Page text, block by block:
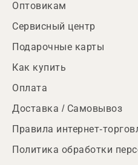
Оптовикам
Сервисный центр
Подарочные карты
Как купить
Оплата
Доставка / Самовывоз
Правила интернет-
Политика обработки